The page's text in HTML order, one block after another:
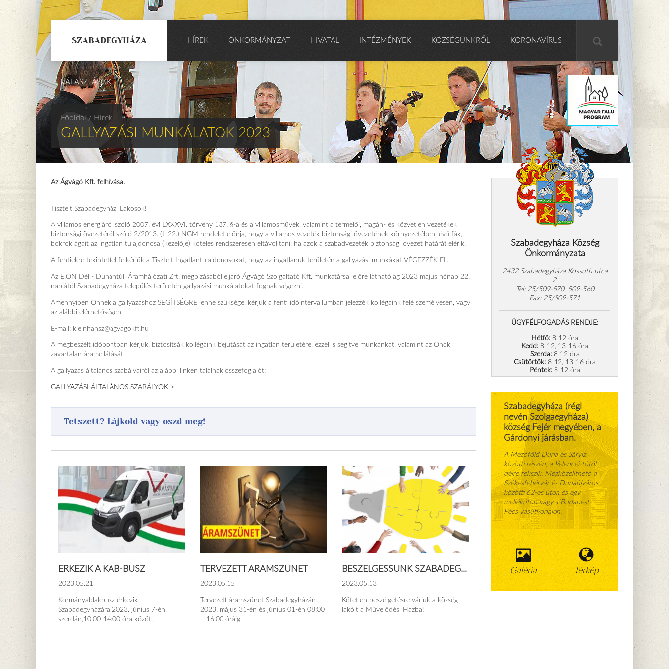
SZABADEGYHÁZA HÍREK ÖNKORMÁNYZAT HIVATAL INTÉZMÉNYEK KÖZSÉGÜNKRŐL KORONAVÍRUS
VÁLASZTÁSOK
Főoldal / Hírek
GALLYAZÁSI MUNKÁLATOK 2023
Az Ágvágó Kft. felhívása.
Tisztelt Szabadegyházi Lakosok!
A villamos energiáról szóló 2007. évi LXXXVI. törvény 137. §-a és a villamosművek, valamint a termelői, magán- és közvetlen vezetékek
biztonsági övezetéről szóló 2/2013. (I. 22.) NGM rendelet előírja, hogy a villamos vezeték biztonsági övezetének környezetében lévő fák,
bokrok ágait az ingatlan tulajdonosa (kezelője) köteles rendszeresen eltávolítani, ha azok a szabadvezeték biztonsági övezet határát elérik.
A fentiekre tekintettel felkérjük a Tisztelt Ingatlantulajdonosokat, hogy az ingatlanuk területén a gallyazási munkákat VÉGEZZÉK EL.
Az E.ON Dél - Dunántúli Áramhálózati Zrt. megbízásából eljáró Ágvágó Szolgáltató Kft. munkatársai előre láthatólag 2023 május hónap 22.
napjától Szabadegyháza település területén gallyazási munkálatokat fognak végezni.
Amennyiben Önnek a gallyazáshoz SEGÍTSÉGRE lenne szüksége, kérjük a fenti időintervallumban jelezzék kollégáink felé személyesen, vagy
az alábbi elérhetőségen:
E-mail: kleinhansz@agvagokft.hu
A megbeszélt időpontban kérjük, biztosítsák kollégáink bejutását az ingatlan területére, ezzel is segítve munkánkat, valamint az Önök
zavartalan áramellátását.
A gallyazás általános szabályairól az alábbi linken találnak összefoglalót:
GALLYAZÁSI ÁLTALÁNOS SZABÁLYOK >
Tetszett? Lájkold vagy oszd meg!
ÉRKEZIK A KAB-BUSZ
2023.05.21
Kormányablakbusz érkezik
Szabadegyházára 2023. június 7-én,
szerdán,10:00-14:00 óra között.
TERVEZETT ÁRAMSZÜNET
2023.05.15
Tervezett áramszünet Szabadegyházán
2023. május 31-én és június 01-én 08:00
– 16:00 óráig.
BESZÉLGESSÜNK SZABADEG...
2023.05.13
Kötetlen beszélgetésre várjuk a község
lakóit a Művelődési Házba!
Szabadegyháza Község
Önkormányzata
2432 Szabadegyháza Kossuth utca
2.
Tel: 25/509-570, 509-560
Fax: 25/509-571
ÜGYFÉLFOGADÁS RENDJE:
Hétfő: 8-12 óra
Kedd: 8-12, 13-16 óra
Szerda:8-12 óra
Csütörtök: 8-12, 13-16 óra
Péntek:8-12 óra
Szabadegyháza (régi
nevén Szolgaegyháza)
község Fejér megyében, a
Gárdonyi járásban.
A Mezőföld Duna és Sárvíz
közötti részén, a Velencei-tótól
délre fekszik. Megközelíthető a
Székesfehérvár és Dunaújváros
közötti 62-es úton és egy
mellékúton vagy a Budapest-
Pécs vasútvonalon.
Galéria Térkép